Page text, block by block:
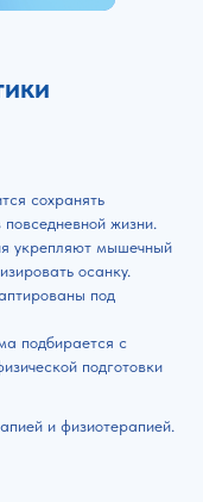
сохранять
жизни.
укрепляют мышечный
осанку.
под
подбирается с
подготовки
и физиотерапией.